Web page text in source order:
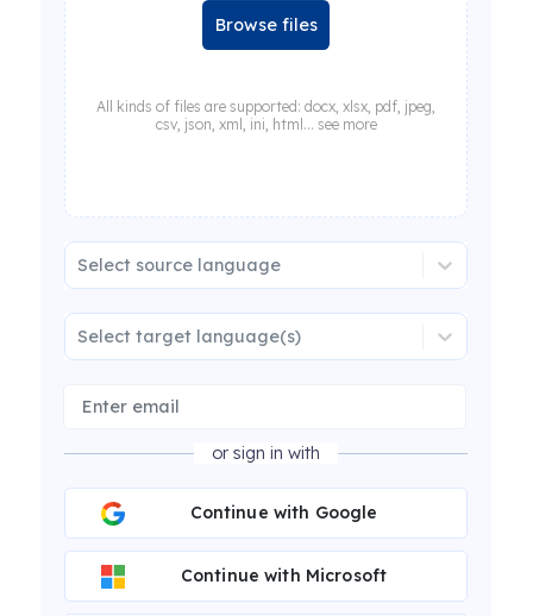
Browse files
All kinds of files are supported: docx, xlsx, pdf, jpeg,
csv, json, xml, ini, html... see more
Select source language
Select target language(s)
or sign in with
Continue with Google
Continue with Microsoft